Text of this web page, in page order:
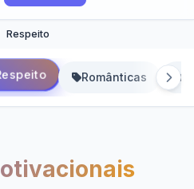
Respeito
Românticas